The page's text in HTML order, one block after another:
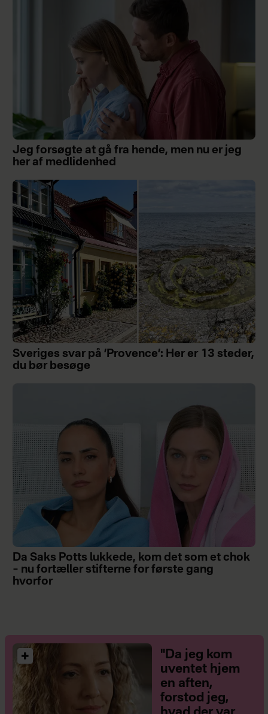
Jeg forsøgte at gå fra hende, men nu er jeg
her af medlidenhed
Sveriges svar på ’Provence’: Her er 13 steder,
du bør besøge
Da Saks Potts lukkede, kom det som et chok
– nu fortæller stifterne for første gang
hvorfor
"Da jeg kom
uventet hjem
en aften,
forstod jeg,